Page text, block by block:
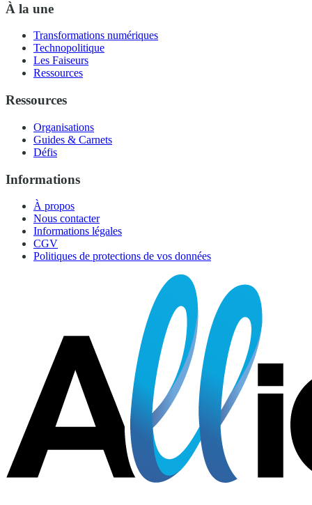
À la une
Transformations numériques
Technopolitique
Les Faiseurs
Ressources
Ressources
Organisations
Guides & Carnets
Défis
Informations
À propos
Nous contacter
Informations légales
CGV
Politiques de protections de vos données